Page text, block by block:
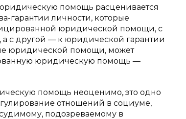
помощь расценивается
гарантии личности, которые
юридической помощи, с
а с другой — к юридической гарантии
юридической помощи, может
юридическую помощь —
помощь неоценимо, это одно
отношений в социуме,
подозреваемому в